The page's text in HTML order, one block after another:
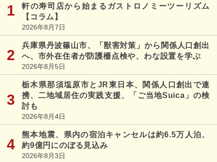
軒の寿司店から始まるガストロノミーツーリズム
【コラム】
2026年8月7日
兵庫県丹波篠山市、「獣害対策」から関係人口創出
へ、市外在住者が防護柵点検や、わな設置を学ぶ
2026年8月5日
栃木県那須塩原市とJR東日本、関係人口創出で連
携、二地域居住の実践支援、「ご当地Suica」の検
討も
2026年8月4日
熊本地震、県内の宿泊キャンセルは約6.5万人泊、
約9億円にのぼる見込み
2026年8月3日